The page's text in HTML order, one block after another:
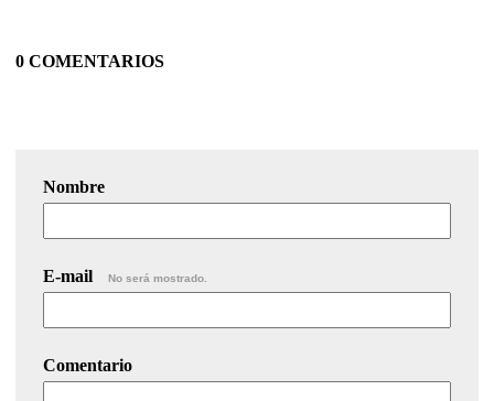
0 COMENTARIOS
Nombre
E-mail No será mostrado.
Comentario